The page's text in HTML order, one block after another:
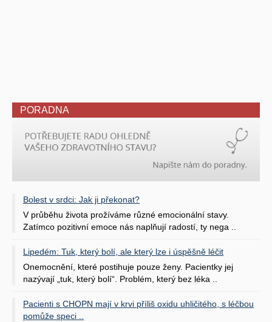
PORADNA
Bolest v srdci: Jak ji překonat?
V průběhu života prožíváme různé emocionální stavy.
Zatímco pozitivní emoce nás naplňují radostí, ty nega ..
Lipedém: Tuk, který bolí, ale který lze i úspěšně léčit
Onemocnění, které postihuje pouze ženy. Pacientky jej
nazývají „tuk, který bolí“. Problém, který bez léka ..
Pacienti s CHOPN mají v krvi příliš oxidu uhličitého, s léčbou
pomůže speci ..